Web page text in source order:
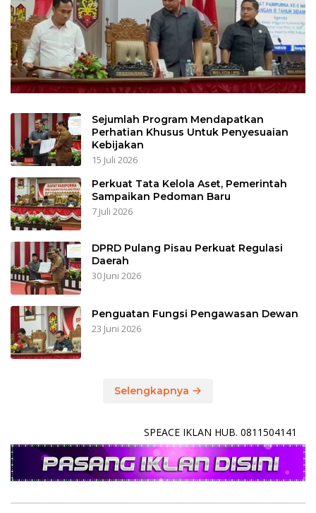
Sejumlah Program Mendapatkan
Perhatian Khusus Untuk Penyesuaian
Kebijakan
15 Juli 2026
Perkuat Tata Kelola Aset, Pemerintah
Sampaikan Pedoman Baru
7 Juli 2026
DPRD Pulang Pisau Perkuat Regulasi
Daerah
30 Juni 2026
Penguatan Fungsi Pengawasan Dewan
23 Juni 2026
Selengkapnya
SPEACE IKLAN HUB. 0811504141